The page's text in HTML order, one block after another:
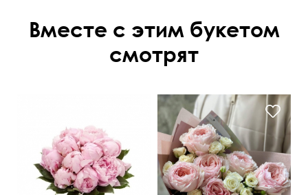
Вместе с этим букетом
смотрят